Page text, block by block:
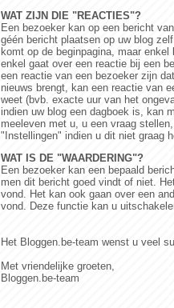
WAT ZIJN DIE "REACTIES"?
Een bezoeker kan op een bericht
géén bericht plaatsen op uw blog
komt op de beginpagina, maar
enkel gaat over een reactie bij een
een reactie van een bezoeker zijn
nieuws brengt, kan een reactie van
weet (bvb. exacte uur van het
indien uw blog een dagboek is, kan
meeleven met u, u een vraag
"Instellingen" indien u dit niet graag
WAT IS DE "WAARDERING"?
Een bezoeker kan een bepaald
men dit bericht goed vindt of niet.
vond. Het kan ook gaan over een
vond. Deze functie kan u
Het Bloggen.be-team wenst u veel
Met vriendelijke groeten,
Bloggen.be-team